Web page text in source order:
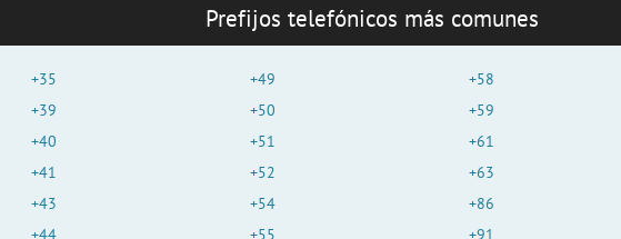
Prefijos telefónicos más comunes
+35
+39
+40
+41
+43
+44
+49
+50
+51
+52
+54
+55
+58
+59
+61
+63
+86
+91